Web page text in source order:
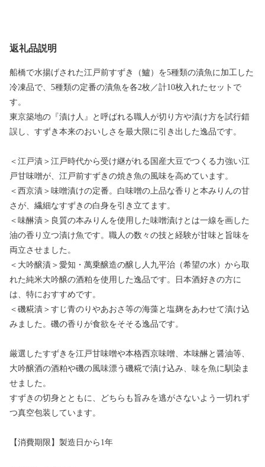
返礼品説明
船橋で水揚げされた江戸前すずき（鱸）を5種類の漬魚に加工した
冷凍品で、5種類の定番の漬魚を各2枚／計10枚入れたセットで
す。
東京築地の『漬け人』と呼ばれる職人が切り方や漬け方を試行錯
誤し、すずき本来のおいしさを最大限に引き出した逸品です。
＜江戸漬＞江戸時代から受け継がれる国産大豆でつくる力強い江
戸甘味噌が、江戸前すずきの焼き魚の風味を高めています。
＜西京漬＞味噌漬けの定番。白味噌の上品な香りと本みりんの甘
さが、繊細なすずきの白身を引き立てます。
＜味醂漬＞良質の本みりんを使用した味噌漬けとは一線を画した
油の香り立つ漬け魚です。職人の数々の技と経験が甘味と旨味を
両立させました。
＜大吟醸漬＞愛知・萬乗醸造の醸し人九平治（希望の水）から取
れた純米大吟醸の酒粕を使用した逸品です。日本酒好きの方に
は、特におすすめです。
＜磯糀漬＞すじ青のりやあおさ等の海藻と塩麹をあわせて漬け込
みました。磯の香りが食欲をそそる逸品です。
厳選したすずきを江戸甘味噌や本格西京味噌、本味醂と醤油等、
大吟醸酒の酒粕や磯の風味漂う磯糀で漬け込み、味を魚に馴染ま
せました。
すずきの切身とともに、どちらも旨みを逃がさないよう一切れず
つ真空包装しています。
【消費期限】製造日から1年